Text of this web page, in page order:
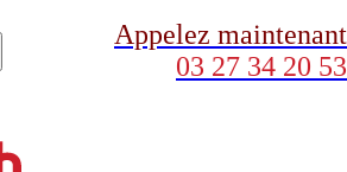
Appelez maintenant
03 27 34 20 53